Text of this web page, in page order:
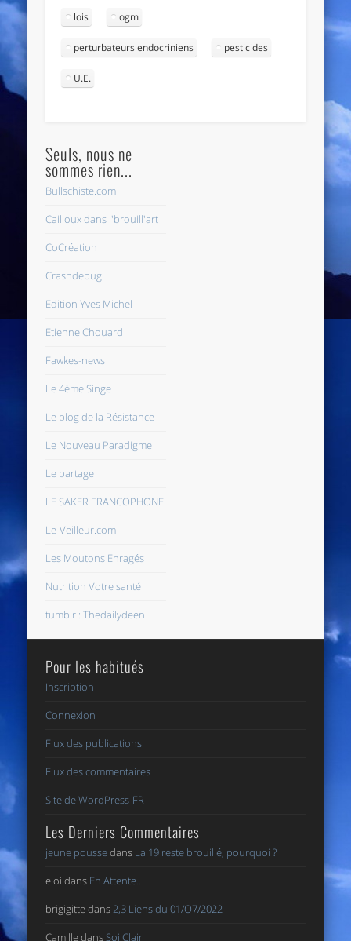
lois ogm
perturbateurs endocriniens pesticides
U.E.
Seuls, nous ne
sommes rien...
Bullschiste.com
Cailloux dans l'brouill'art
CoCréation
Crashdebug
Edition Yves Michel
Etienne Chouard
Fawkes-news
Le 4ème Singe
Le blog de la Résistance
Le Nouveau Paradigme
Le partage
LE SAKER FRANCOPHONE
Le-Veilleur.com
Les Moutons Enragés
Nutrition Votre santé
tumblr : Thedailydeen
Pour les habitués
Inscription
Connexion
Flux des publications
Flux des commentaires
Site de WordPress-FR
Les Derniers Commentaires
jeune poussedans La 19 reste brouillé, pourquoi ?
eloi dans En Attente..
brigigittedans 2,3 Liens du 01/O7/2022
Camilledans Soi Clair